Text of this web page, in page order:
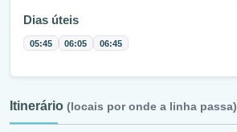
Dias úteis
05:45 06:05 06:45
Itinerário (locais por onde a linha passa)